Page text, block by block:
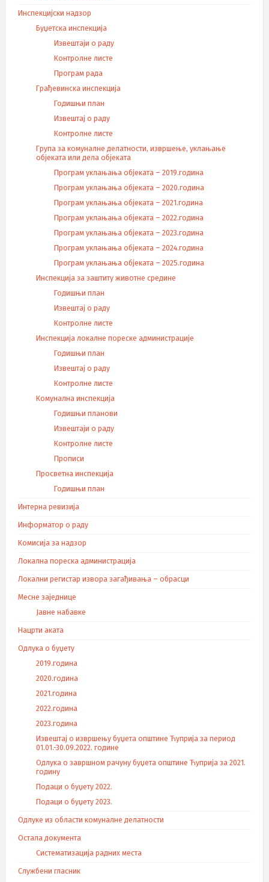
Инспекцијски надзор
Буџетска инспекција
Извештаји о раду
Контролне листе
Програм рада
Грађевинска инспекција
Годишњи план
Извештај о раду
Контролне листе
Група за комуналне делатности, извршење, уклањање
објеката или дела објеката
Програм уклањања објеката – 2019.година
Програм уклањања објеката – 2020.година
Програм уклањања објеката – 2021.година
Програм уклањања објеката – 2022.година
Програм уклањања објеката – 2023.година
Програм уклањања објеката – 2024.година
Програм уклањања објеката – 2025.година
Инспекција за заштиту животне средине
Годишњи план
Извештај о раду
Контролне листе
Инспекција локалне пореске администрације
Годишњи план
Извештај о раду
Контролне листе
Комунална инспекција
Годишњи планови
Извештаји о раду
Контролне листе
Прописи
Просветна инспекција
Годишњи план
Интерна ревизија
Информатор о раду
Комисија за надзор
Локална пореска администрација
Локални регистар извора загађивања – обрасци
Месне заједнице
Јавне набавке
Нацрти аката
Одлука о буџету
2019.година
2020.година
2021.година
2022.година
2023.година
Извештај о извршењу буџета општине Ћуприја за период
01.01.-30.09.2022. године
Одлука о завршном рачуну буџета општине Ћуприја за 2021.
годину
Подаци о буџету 2022.
Подаци о буџету 2023.
Одлуке из области комуналне делатности
Остала документа
Систематизација радних места
Службени гласник